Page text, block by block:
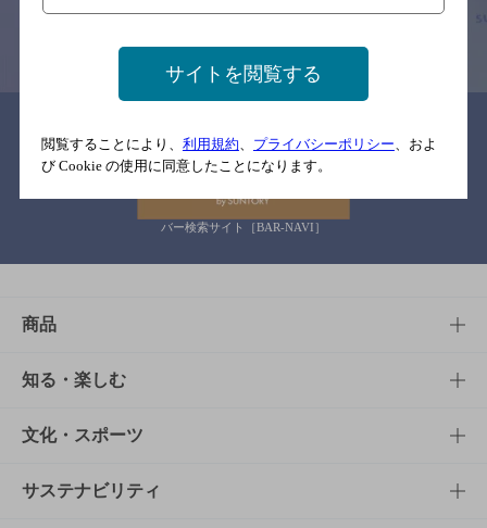
バー検索サイト［BAR-NAVI］
商品
商品TOP
商品一覧
商品発売情報
知る・楽しむ
知る・楽しむTOP
キャンペーン
文化・スポーツ
文化・スポーツTOP
サステナビリティ
サイトを閲覧する
閲覧することにより、 利用規約 プライバシーポリシー 、およ
び Cookie の使用に同意したことになります。